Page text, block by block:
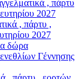
, πάρτυ
2027
, πάρτυ ,
2027
δώρα
Γέννησης